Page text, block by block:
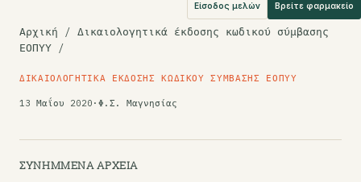
Είσοδος μελών Βρείτε φαρμακείο
Αρχική / Δικαιολογητικά έκδοσης κωδικού σύμβασης
ΕΟΠΥΥ /
ΔΙΚΑΙΟΛΟΓΗΤΙΚΆ ΈΚΔΟΣΗΣ ΚΩΔΙΚΟΎ ΣΎΜΒΑΣΗΣ ΕΟΠΥΥ
13 Μαΐου 2020 · Φ.Σ. Μαγνησίας
ΣΥΝΗΜΜΈΝΑ ΑΡΧΕΊΑ